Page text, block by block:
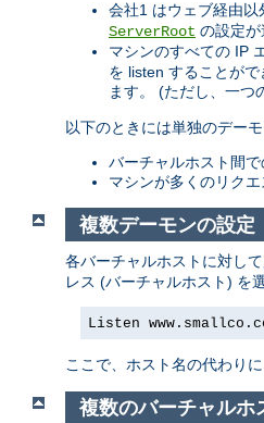
会社1 はウェブ経由
ServerRoot の設定が
マシンのすべての IP
を listen することが
ます。 (ただし、一つ
以下のときには単独のデー
バーチャルホスト間
マシンが多くのリク
複数デーモンの設定
各バーチャルホストに対し
レス (バーチャルホスト) を
Listen
ここで、ホスト名の代わり
複数のバーチャルホ